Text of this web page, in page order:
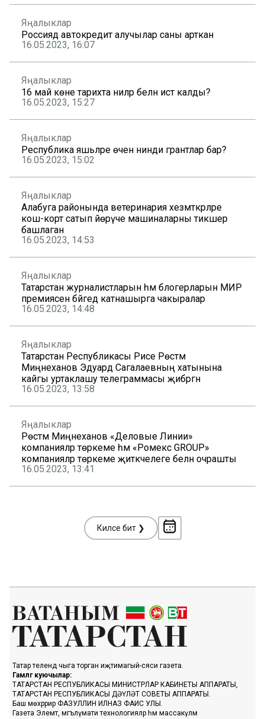
Яңалыклар
Россиядә автокредит алучылар саны арткан
16.05.2023, 16:07
Яңалыклар
16 май көне тарихта ниләр белән истә калды?
16.05.2023, 15:27
Яңалыклар
Республика яшьләре өчен нинди грантлар бар?
16.05.2023, 15:02
Яңалыклар
Алабуга районында ветеринария хезмәткәрләре
кош-корт сатып йөрүче машиналарны тикшерә
башлаган
16.05.2023, 14:53
Яңалыклар
Татарстан журналистларын һәм блогерларын МИР
премиясенә бәйгедә катнашырга чакыралар
16.05.2023, 14:48
Яңалыклар
Татарстан Республикасы Рәисе Рөстәм
Миңнеханов Эдуард Сагалаевның хатынына
кайгы уртаклашу телеграммасы җибәргән
16.05.2023, 13:58
Яңалыклар
Рөстәм Миңнеханов «Деловые Линии»
компанияләр төркеме һәм «Ромекс GROUP»
компанияләр төркеме җитәкчелеге белән очрашты
16.05.2023, 13:41
Киләсе бит ❯
Татар телендә чыга торган иҗтимагый-сәяси газета.
Гамәлгә куючылар:
ТАТАРСТАН РЕСПУБЛИКАСЫ МИНИСТРЛАР КАБИНЕТЫ АППАРАТЫ,
ТАТАРСТАН РЕСПУБЛИКАСЫ ДӘҮЛӘТ СОВЕТЫ АППАРАТЫ.
Баш мөхәррир ФАЗУЛЛИН ИЛНАЗ ФАИС УЛЫ.
Газета Элемтә, мәгълүмати технологияләр һәм массакүләм